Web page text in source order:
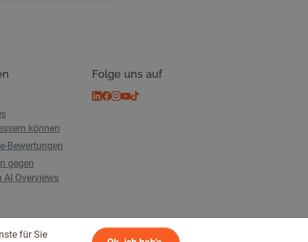
können
Bewertungen
gegen
AI Overviews
Folge uns auf
für Sie